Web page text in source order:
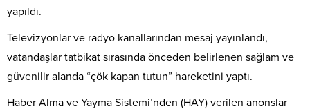
yapıldı.
Televizyonlar ve radyo kanallarından mesaj yayınlandı,
vatandaşlar tatbikat sırasında önceden belirlenen sağlam ve
güvenilir alanda “çök kapan tutun” hareketini yaptı.
Haber Alma ve Yayma Sistemi’nden (HAY) verilen anonslar